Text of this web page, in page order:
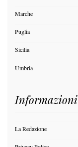
Marche
Puglia
Sicilia
Umbria
Informazioni
La Redazione